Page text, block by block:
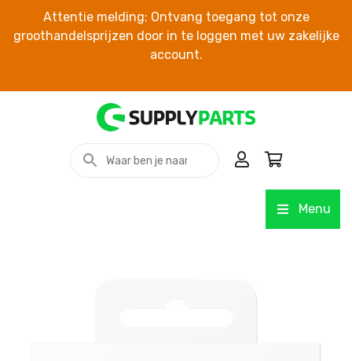
Attentie melding: Ontvang toegang tot onze
groothandelsprijzen door in te loggen met uw zakelijke
account.
Menu